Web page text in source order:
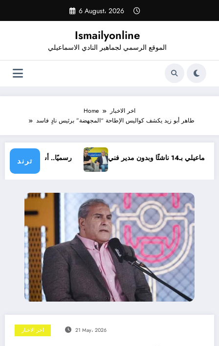
content
6 August، 2026
Ismailyonline
الموقع الرسمي لجماهير النادي الاسماعيلي
Home
اخر الاخبار
طاهر أبو زيد يكشف كواليس الإطاحة “المجهضة” برئيس نادٍ فاسد
ترند
رسميًا.. أشرف بـ14 ناشئًا وبدون مدير فني
اخر الاخبار 21 May، 2026